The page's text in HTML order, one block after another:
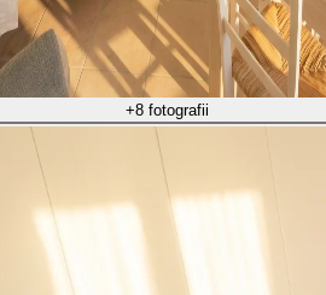
+8 fotografii